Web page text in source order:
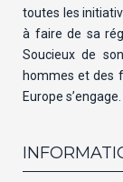
toutes les
à faire de sa
Soucieux de
hommes et des
Europe